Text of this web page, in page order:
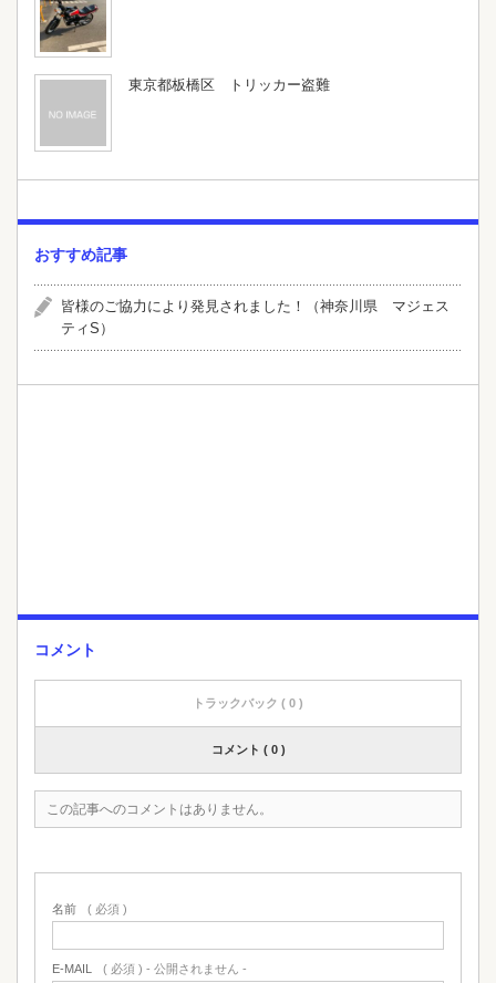
東京都板橋区 トリッカー盗難
おすすめ記事
皆様のご協力により発見されました！（神奈川県 マジェス
ティS）
コメント
トラックバック ( 0 )
コメント ( 0 )
この記事へのコメントはありません。
名前 ( 必須 )
E-MAIL ( 必須 ) - 公開されません -